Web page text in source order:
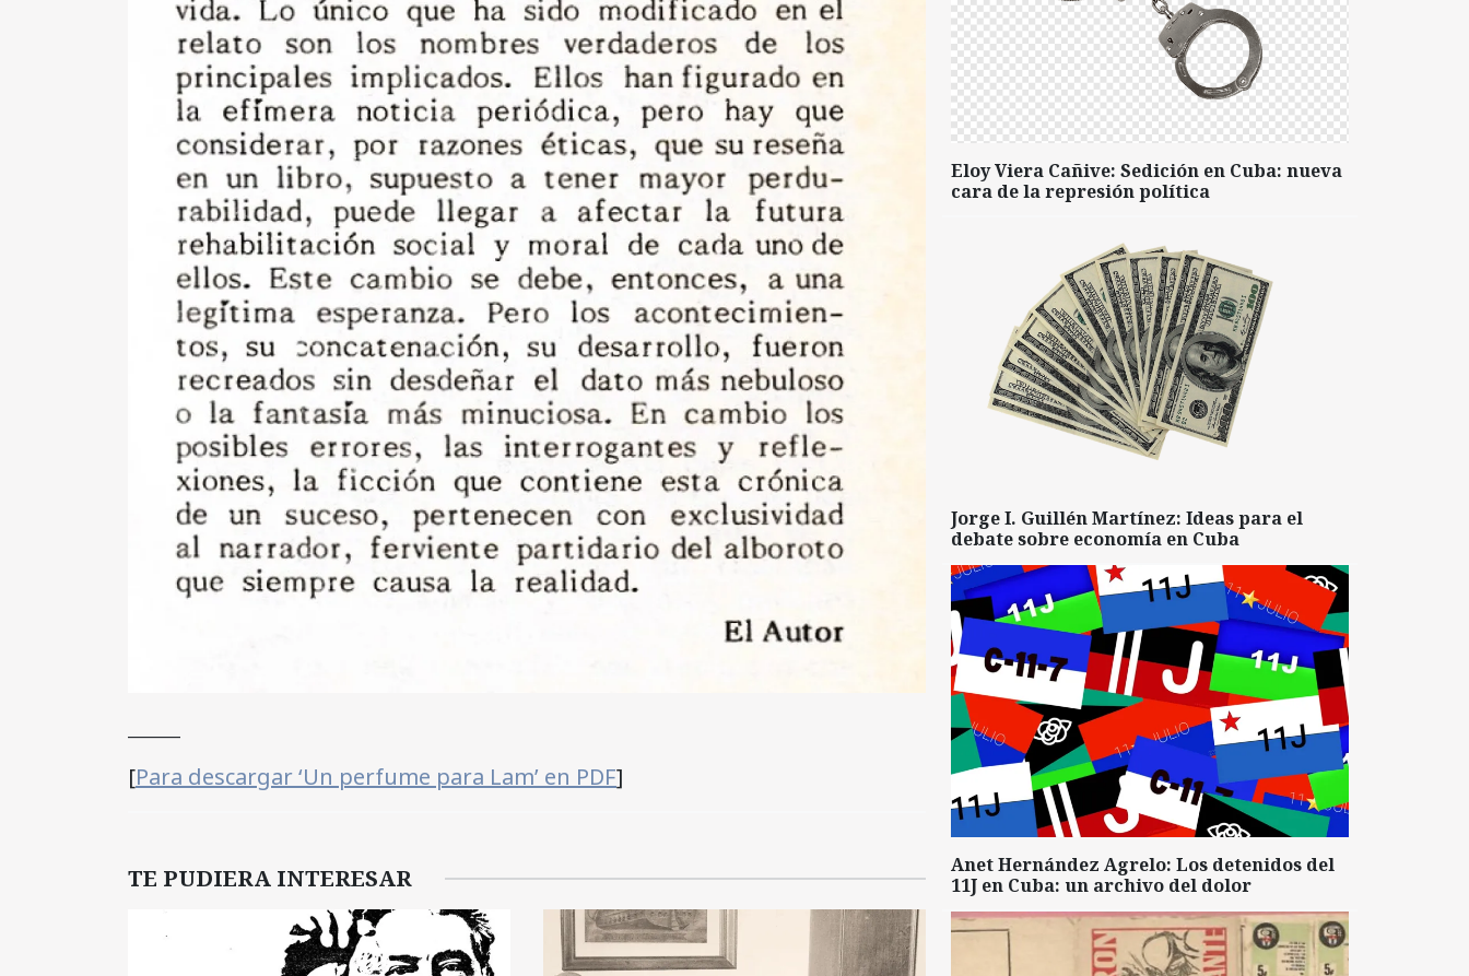
[Para descargar ‘Un perfume para Lam’ en PDF]
TE PUDIERA INTERESAR
Eloy Viera Cañive: Sedición en Cuba: nueva
cara de la represión política
Jorge I. Guillén Martínez: Ideas para el
debate sobre economía en Cuba
Anet Hernández Agrelo: Los detenidos del
11J en Cuba: un archivo del dolor